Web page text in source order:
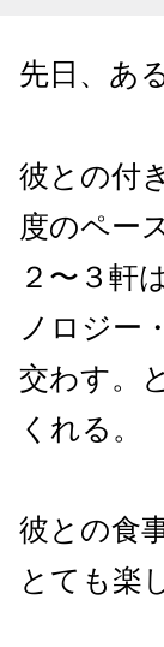
先日、あ
彼との付
度のペー
２〜３軒
ノロジー
交わす。
くれる。
彼との食
とても楽